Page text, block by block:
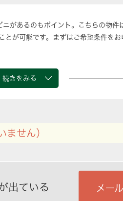
があるのもポイント。こちらの物
が可能です。まずはご希望条件をお
続きをみる
ません）
出ている
メー